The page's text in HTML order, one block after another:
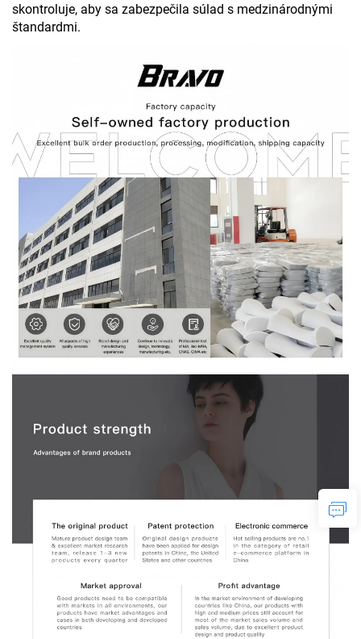
skontroluje, aby sa zabezpečila súlad s medzinárodnými
štandardmi.